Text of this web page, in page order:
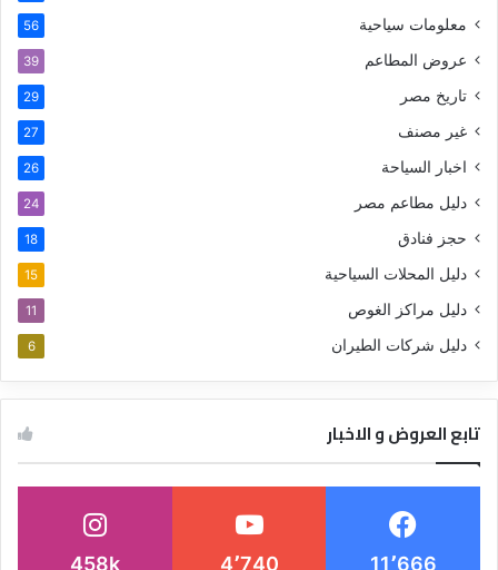
معلومات سياحية 56
عروض المطاعم 39
تاريخ مصر 29
غير مصنف 27
اخبار السياحة 26
دليل مطاعم مصر 24
حجز فنادق 18
دليل المحلات السياحية 15
دليل مراكز الغوص 11
دليل شركات الطيران 6
تابع العروض و الاخبار
11٬666 4٬740 458k